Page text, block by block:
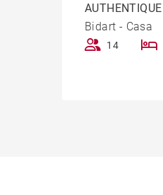
AUTHENTIQUE
Bidart - Casa
14